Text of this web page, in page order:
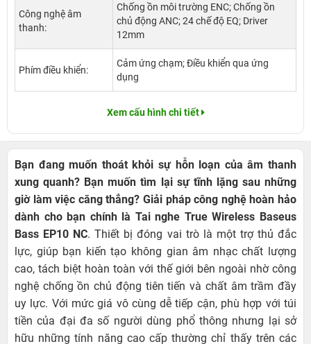
Công nghệ âm
thanh:
Chống ồn môi trường ENC; Chống ồn
chủ động ANC; 24 chế độ EQ; Driver
12mm
Phím điều khiển:
Cảm ứng chạm; Điều khiển qua ứng
dụng
Xem cấu hình chi tiết
Bạn đang muốn thoát khỏi sự hỗn loạn của âm thanh
xung quanh? Bạn muốn tìm lại sự tĩnh lặng sau những
giờ làm việc căng thẳng? Giải pháp công nghệ hoàn hảo
dành cho bạn chính là Tai nghe True Wireless Baseus
Bass EP10 NC. Thiết bị đóng vai trò là một trợ thủ đắc
lực, giúp bạn kiến tạo không gian âm nhạc chất lượng
cao, tách biệt hoàn toàn với thế giới bên ngoài nhờ công
nghệ chống ồn chủ động tiên tiến và chất âm trầm đầy
uy lực. Với mức giá vô cùng dễ tiếp cận, phù hợp với túi
tiền của đại đa số người dùng phổ thông nhưng lại sở
hữu những tính năng cao cấp thường chỉ thấy trên các